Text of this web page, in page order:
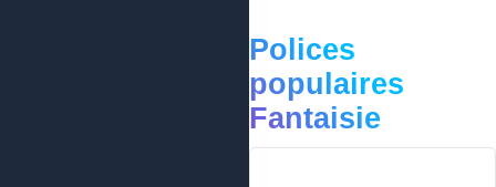
Polices
populaires
Fantaisie